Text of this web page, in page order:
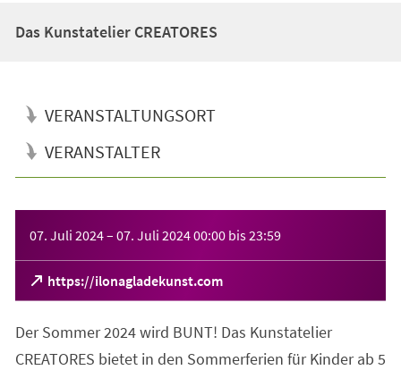
Das Kunstatelier CREATORES
VERANSTALTUNGSORT
VERANSTALTER
07. Juli 2024– 07. Juli 202400:00 bis23:59
https://ilonagladekunst.com
(Öffnet
in
neuen
Tab)
Der Sommer 2024 wird BUNT! Das Kunstatelier
CREATORES bietet in den Sommerferien für Kinder ab 5